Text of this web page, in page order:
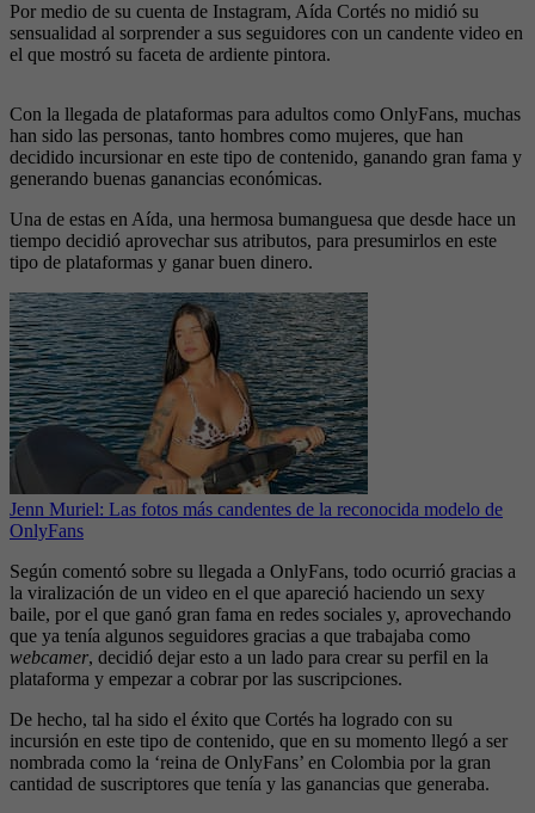
Por medio de su cuenta de Instagram, Aída Cortés no midió su
sensualidad al sorprender a sus seguidores con un candente video en
el que mostró su faceta de ardiente pintora.
Con la llegada de plataformas para adultos como OnlyFans, muchas
han sido las personas, tanto hombres como mujeres, que han
decidido incursionar en este tipo de contenido, ganando gran fama y
generando buenas ganancias económicas.
Una de estas en Aída, una hermosa bumanguesa que desde hace un
tiempo decidió aprovechar sus atributos, para presumirlos en este
tipo de plataformas y ganar buen dinero.
Jenn Muriel: Las fotos más candentes de la reconocida modelo de
OnlyFans
Según comentó sobre su llegada a OnlyFans, todo ocurrió gracias a
la viralización de un video en el que apareció haciendo un sexy
baile, por el que ganó gran fama en redes sociales y, aprovechando
que ya tenía algunos seguidores gracias a que trabajaba como
webcamer, decidió dejar esto a un lado para crear su perfil en la
plataforma y empezar a cobrar por las suscripciones.
De hecho, tal ha sido el éxito que Cortés ha logrado con su
incursión en este tipo de contenido, que en su momento llegó a ser
nombrada como la ‘reina de OnlyFans’ en Colombia por la gran
cantidad de suscriptores que tenía y las ganancias que generaba.